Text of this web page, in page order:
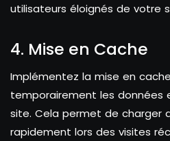
utilisateurs éloignés de votre
4. Mise en Cache
Implémentez la mise en
temporairement les données
site. Cela permet de charger
rapidement lors des visites